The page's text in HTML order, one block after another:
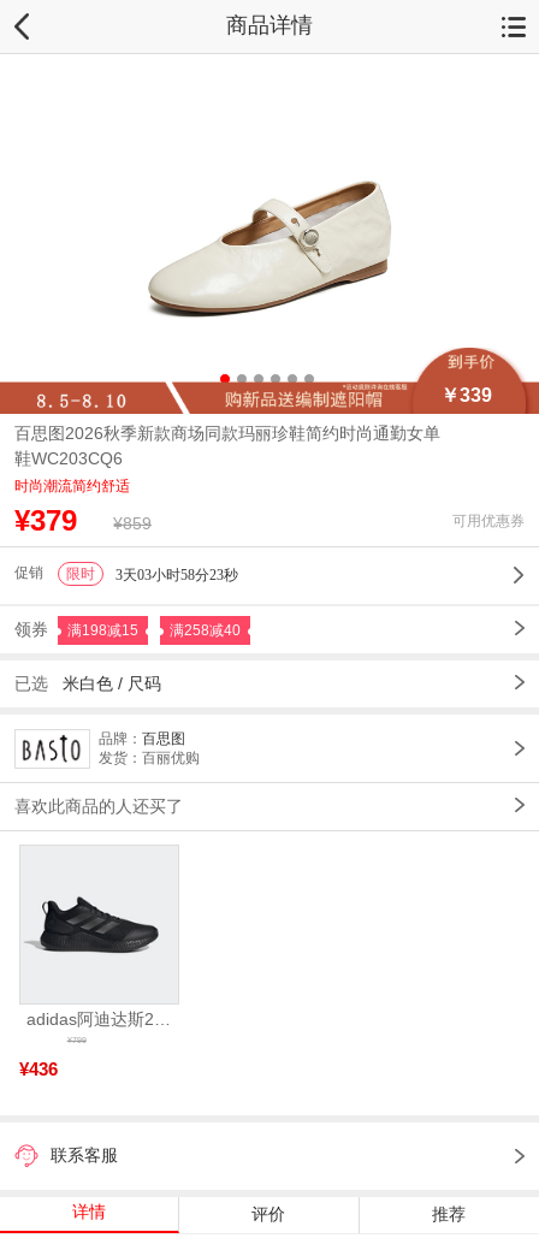
商品详情
￥339
百思图2026秋季新款商场同款玛丽珍鞋简约时尚通勤女单
鞋WC203CQ6
时尚潮流简约舒适
¥379 ¥859 可用优惠券
促销 限时 3天03小时58分23秒
领券 满198减15 满258减40
已选 米白色 / 尺码
品牌： 百思图
发货：百丽优购
喜欢此商品的人还买了
adidas阿迪达斯2025中性edge gamedaySPW FTW-跑步GW2499
¥436
¥799
联系客服
详情 评价 推荐